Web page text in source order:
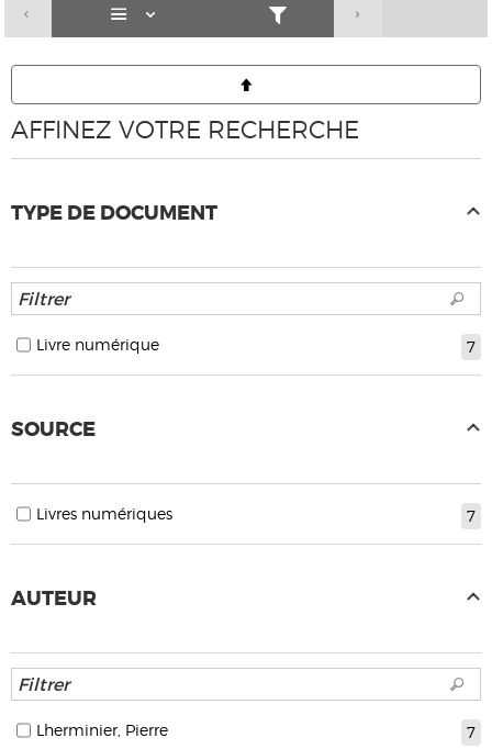
AFFINEZ VOTRE RECHERCHE
TYPE DE DOCUMENT
7
Livre numérique
SOURCE
7
Livres numériques
AUTEUR
7
Lherminier, Pierre